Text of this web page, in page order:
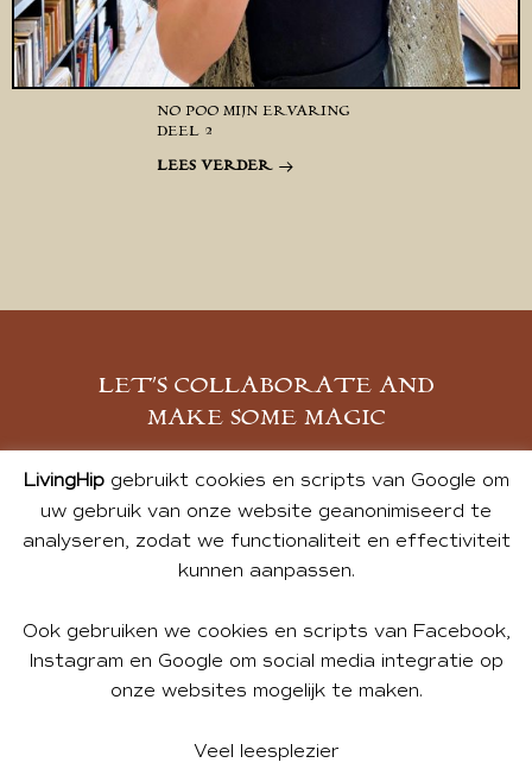
NO POO MIJN ERVARING
DEEL 2
LEES VERDER
LET’S COLLABORATE AND
MAKE SOME MAGIC
MELD JE AAN
BUREAU 74
LivingHipgebruikt cookies en scripts van Google om
uw gebruik van onze website geanonimiseerd te
analyseren, zodat we functionaliteit en effectiviteit
kunnen aanpassen.
Ook gebruiken we cookies en scripts van Facebook,
Instagram en Google om social media integratie op
onze websites mogelijk te maken.
Veel leesplezier